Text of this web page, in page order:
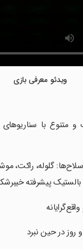
ویدئو معرفی بازی
جذاب و متنوع با
سلاح‌ها: گلوله، راکت،
پیشرفته
در حین نبرد